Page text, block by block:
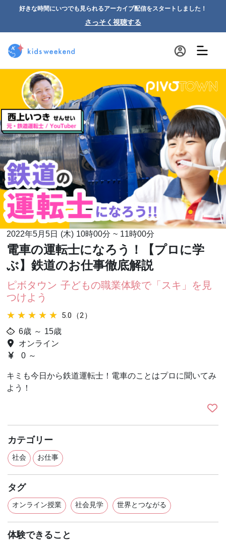
好きな時間にいつでも見られるアーカイブ配信をスタートしました！
さっそく視聴する
2022年5月5日 (木) 10時00分 ~ 11時00分
電車の運転士になろう！【プロに学
ぶ】鉄道のお仕事徹底解説
ピボタウン 子どもの職業体験で「スキ」を見
つけよう
★★★★★
★★★★★ 5.0（2）
6歳 ～ 15歳
オンライン
0 ～
キミも今日から鉄道運転士！電車のことはプロに聞いてみ
よう！
カテゴリー
社会 お仕事
タグ
オンライン授業 社会見学 世界とつながる
体験できること